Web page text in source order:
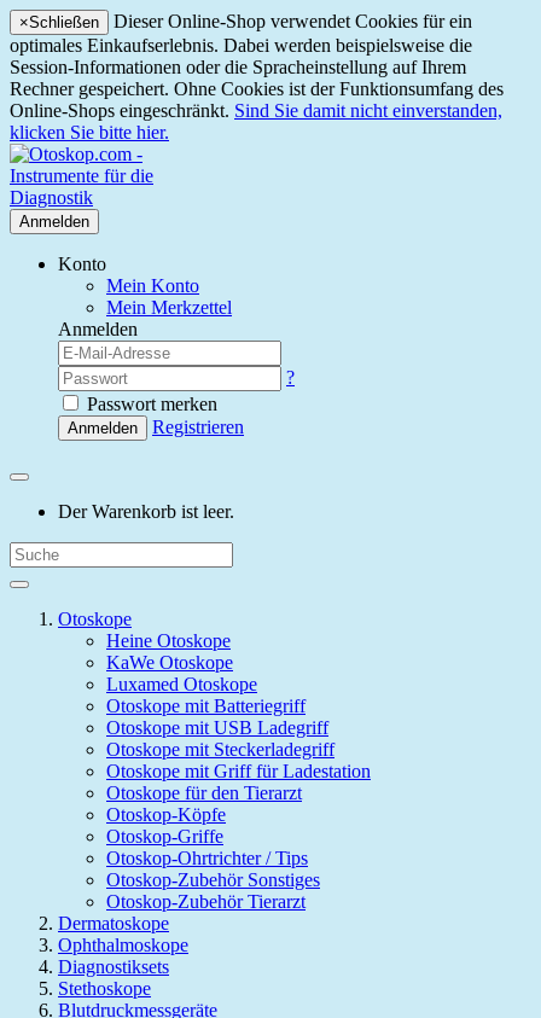
×Schließen
Dieser Online-Shop verwendet Cookies für ein
optimales Einkaufserlebnis. Dabei werden beispielsweise die
Session-Informationen oder die Spracheinstellung auf Ihrem
Rechner gespeichert. Ohne Cookies ist der Funktionsumfang des
Online-Shops eingeschränkt. Sind Sie damit nicht einverstanden,
klicken Sie bitte hier.
Anmelden
Konto
Mein Konto
Mein Merkzettel
Anmelden
?
Passwort merken
Anmelden Registrieren
Der Warenkorb ist leer.
Otoskope
Heine Otoskope
KaWe Otoskope
Luxamed Otoskope
Otoskope mit Batteriegriff
Otoskope mit USB Ladegriff
Otoskope mit Steckerladegriff
Otoskope mit Griff für Ladestation
Otoskope für den Tierarzt
Otoskop-Köpfe
Otoskop-Griffe
Otoskop-Ohrtrichter / Tips
Otoskop-Zubehör Sonstiges
Otoskop-Zubehör Tierarzt
Dermatoskope
Ophthalmoskope
Diagnostiksets
Stethoskope
Blutdruckmessgeräte